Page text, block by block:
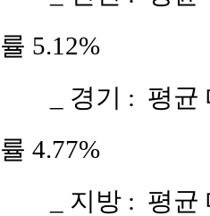
률 5.12%
_ 경기 : 평
률 4.77%
_ 지방 : 평